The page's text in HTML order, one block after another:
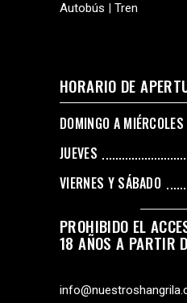
Autobús Tren
HORARIO DE
DOMINGO A MIÉRCOLES
JUEVES
VIERNES Y SÁBADO
PROHIBIDO EL
18 AÑOS A PARTIR